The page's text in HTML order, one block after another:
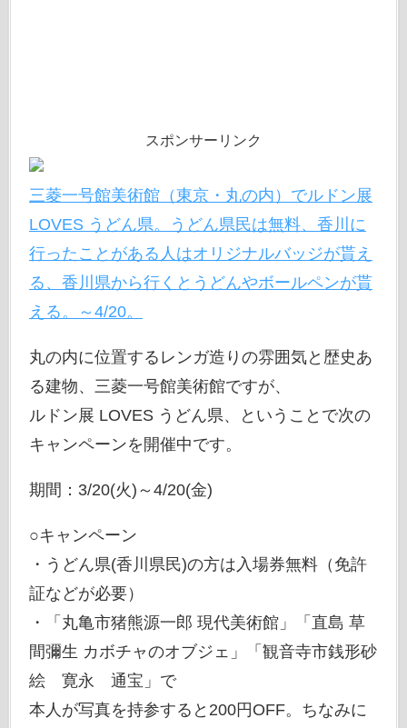
スポンサーリンク
三菱一号館美術館（東京・丸の内）でルドン展
LOVES うどん県。うどん県民は無料、香川に
行ったことがある人はオリジナルバッジが貰え
る、香川県から行くとうどんやボールペンが貰
える。～4/20。
丸の内に位置するレンガ造りの雰囲気と歴史あ
る建物、三菱一号館美術館ですが、
ルドン展 LOVES うどん県、ということで次の
キャンペーンを開催中です。
期間：3/20(火)～4/20(金)
○キャンペーン
・うどん県(香川県民)の方は入場券無料（免許
証などが必要）
・「丸亀市猪熊源一郎 現代美術館」「直島 草
間彌生 カボチャのオブジェ」「観音寺市銭形砂
絵 寛永 通宝」で
本人が写真を持参すると200円OFF。ちなみに